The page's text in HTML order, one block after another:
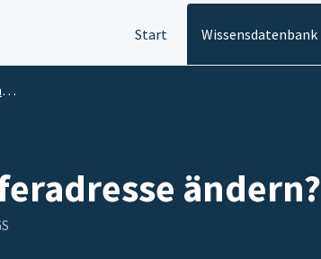
Start Wissensdatenbank
ändern?